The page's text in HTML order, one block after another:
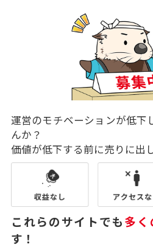
運営のモチベーションが低下
んか？
価値が低下する前に売りに出
これらのサイトでも多く
す！